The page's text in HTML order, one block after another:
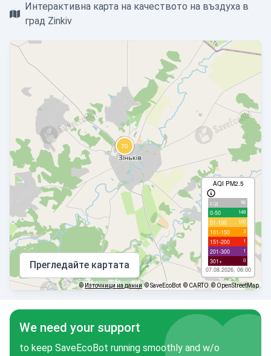
Интерактивна карта на качеството на въздуха в
град Zinkiv
AQI PM2.5
с/д 96
0-50 148
51-100 100
101-150 3
151-200 1
201-300 1
301+ 0
07.08.2026, 06:00
Прегледайте картата
© Източници на данни © SaveEcoBot © CARTO © OpenStreetMap
We need your support
to keep SaveEcoBot running smoothly and w/o